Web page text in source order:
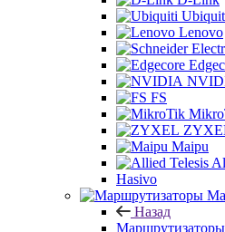
Lenovo
FS
Maipu
Hasivo
Назад
Маршрутизаторы